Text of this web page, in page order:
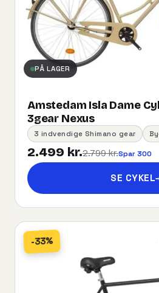
PÅ LAGER
Amstedam Isla Dame
3gear Nexus
3 indvendige Shimano gear
2.499 kr.2.799 kr.Spar 300
SE CYKEL
-33%